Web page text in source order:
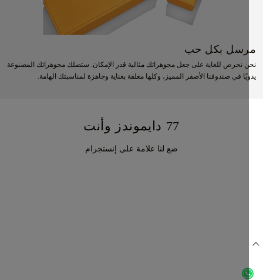
بكل حب
نحرص للغاية على جعل مجوهراتك مثالية قدر الإمكان. ستصلك مجوهراتك المصنوعة
في صندوقنا الأصفر المميز، وكلها مغلفة بعناية وجاهزة لمناسبتك الهامة.
ضع لنا علامة على إنستجرام